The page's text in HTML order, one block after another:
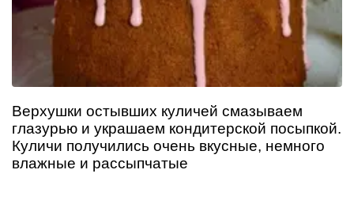
Верхушки остывших куличей смазываем
глазурью и украшаем кондитерской посыпкой.
Куличи получились очень вкусные, немного
влажные и рассыпчатые